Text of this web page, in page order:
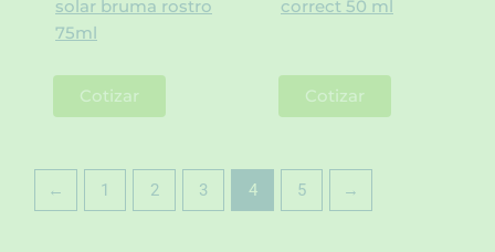
solar bruma rostro
75ml
Cotizar
correct 50 ml
Cotizar
← 1 2 3 4 5 →